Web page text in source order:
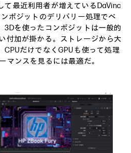
て最近利用者が増えているDaVinc
ポジットのデリバリー処理でベ
3Dを使ったコンポジットは一般的
付加が掛かる。ストレージから大
だけでなくGPUも使って処理
マンスを見るには最適だ。